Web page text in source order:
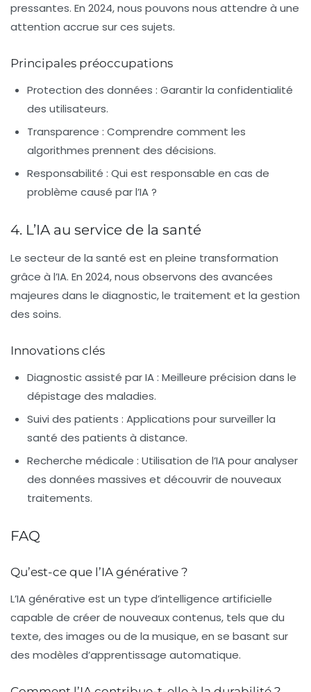
pressantes. En 2024, nous pouvons nous attendre à une
attention accrue sur ces sujets.
Principales préoccupations
Protection des données : Garantir la confidentialité
des utilisateurs.
Transparence : Comprendre comment les
algorithmes prennent des décisions.
Responsabilité : Qui est responsable en cas de
problème causé par l’IA ?
4. L’IA au service de la santé
Le secteur de la santé est en pleine transformation
grâce à l’IA. En 2024, nous observons des avancées
majeures dans le diagnostic, le traitement et la gestion
des soins.
Innovations clés
Diagnostic assisté par IA : Meilleure précision dans le
dépistage des maladies.
Suivi des patients : Applications pour surveiller la
santé des patients à distance.
Recherche médicale : Utilisation de l’IA pour analyser
des données massives et découvrir de nouveaux
traitements.
FAQ
Qu’est-ce que l’IA générative ?
L’IA générative est un type d’intelligence artificielle
capable de créer de nouveaux contenus, tels que du
texte, des images ou de la musique, en se basant sur
des modèles d’apprentissage automatique.